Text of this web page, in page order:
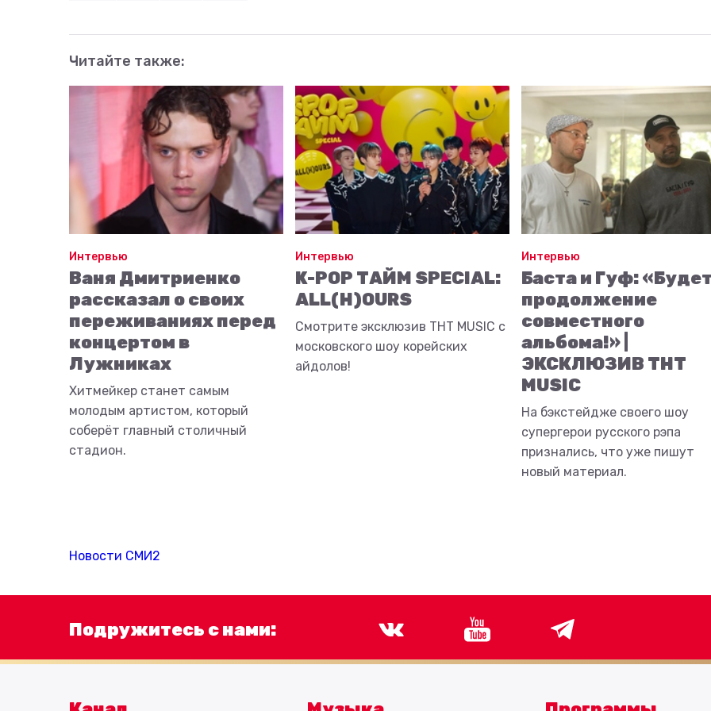
Читайте также:
Интервью
Ваня Дмитриенко
рассказал о своих
переживаниях перед
концертом в
Лужниках
Хитмейкер станет самым
молодым артистом, который
соберёт главный столичный
стадион.
Интервью
K-POP ТАЙМ SPECIAL:
ALL(H)OURS
Смотрите эксклюзив ТНТ MUSIC с
московского шоу корейских
айдолов!
Интервью
Баста и Гуф:
продолжение
совместного
альбома!» |
ЭКСКЛЮЗИВ ТНТ
MUSIC
На бэкстейдже своего шоу
супергерои русского рэпа
признались, что уже пишут
новый материал.
Новости СМИ2
Подружитесь с нами: